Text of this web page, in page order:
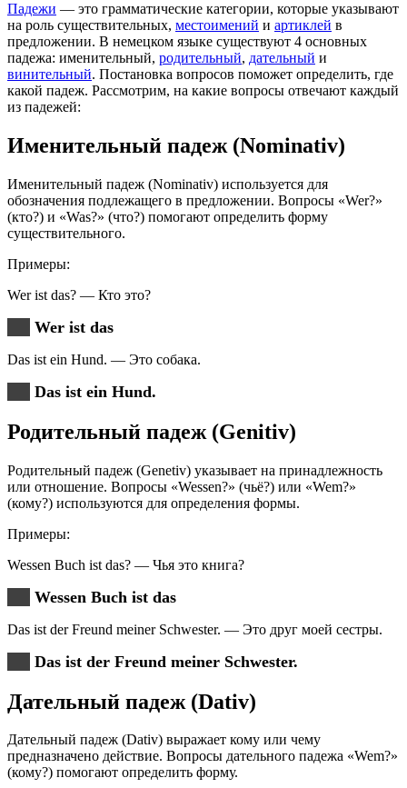
Падежи — это грамматические категории, которые указывают
на роль существительных, местоимений и артиклей в
предложении. В немецком языке существуют 4 основных
падежа: именительный, родительный, дательный и
винительный. Постановка вопросов поможет определить, где
какой падеж. Рассмотрим, на какие вопросы отвечают каждый
из падежей:
Именительный падеж (Nominativ)
Именительный падеж (Nominativ) используется для
обозначения подлежащего в предложении. Вопросы «Wer?»
(кто?) и «Was?» (что?) помогают определить форму
существительного.
Примеры:
Wer ist das? — Кто это?
Wer ist das
Das ist ein Hund. — Это собака.
Das ist ein Hund.
Родительный падеж (Genitiv)
Родительный падеж (Genetiv) указывает на принадлежность
или отношение. Вопросы «Wessen?» (чьё?) или «Wem?»
(кому?) используются для определения формы.
Примеры:
Wessen Buch ist das? — Чья это книга?
Wessen Buch ist das
Das ist der Freund meiner Schwester. — Это друг моей сестры.
Das ist der Freund meiner Schwester.
Дательный падеж (Dativ)
Дательный падеж (Dativ) выражает кому или чему
предназначено действие. Вопросы дательного падежа «Wem?»
(кому?) помогают определить форму.